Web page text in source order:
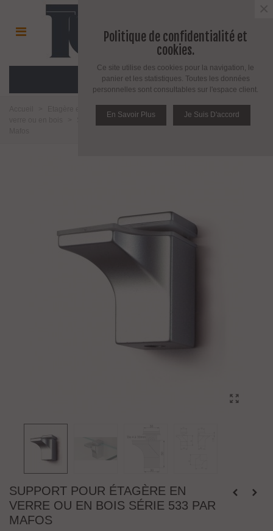
MENU
SUPPORT POUR ÉTAGÈRE EN
VERRE OU EN BOIS SÉRIE 533 PAR
MAFOS
Politique de confidentialité et
cookies.
Ce site utilise des cookies pour la navigation, le
panier et les statistiques. Toutes les données
personnelles sont consultables sur l'espace client.
En Savoir Plus Je Suis D'accord